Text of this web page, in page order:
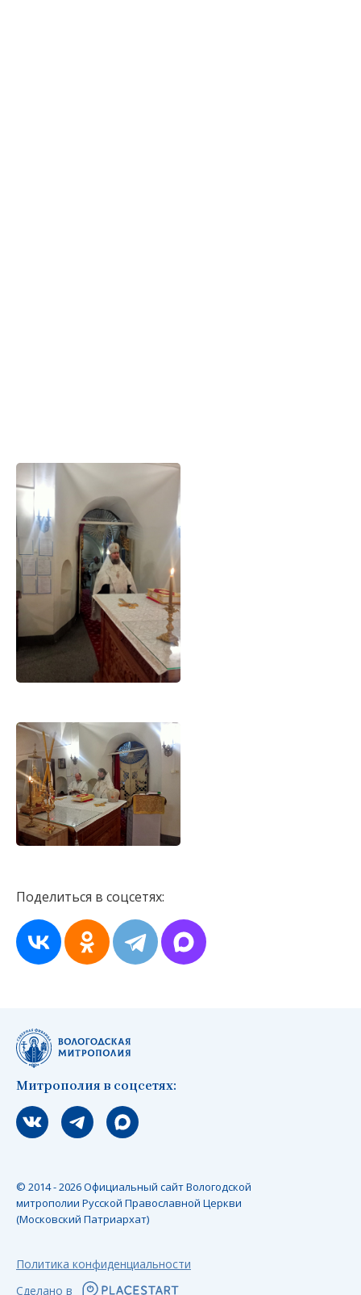
Поделиться в соцсетях:
Митрополия в соцсетях:
Мы вконтакте
Мы в telegram
Мы в Макс
© 2014 - 2026 Официальный сайт Вологодской
митрополии Русской Православной Церкви
(Московский Патриархат)
Политика конфиденциальности
Сделано в